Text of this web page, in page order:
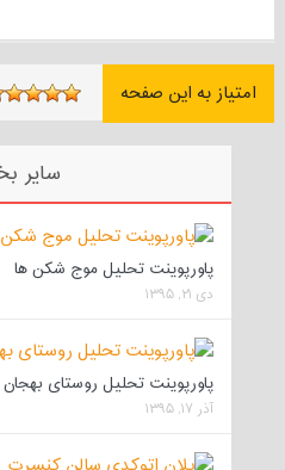
امتیاز به این صفحه
سایر
پاورپوینت تحلیل موج شکن ها
دی ۲۱, ۱۳۹۵
پاورپوینت تحلیل روستای بهجان
آذر ۱۷, ۱۳۹۵